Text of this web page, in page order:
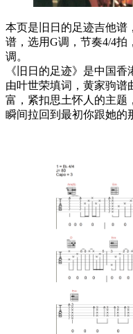
本页是旧日的足迹吉他谱
谱，选用G调，节奏4/4拍
调。
《旧日的足迹》是中国香
由叶世荣填词，黄家驹谱
富，紧扣思土怀人的主题
瞬间拉回到最初你跟她的